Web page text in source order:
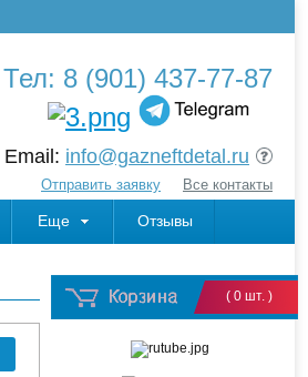
Тел: 8 (901) 437-77-87
Email: info@gazneftdetal.ru
Отправить заявку Все контакты
Еще Отзывы
( 0 шт. )